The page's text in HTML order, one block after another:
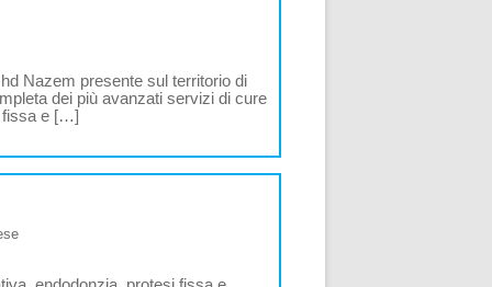
Nazem presente sul territorio di
dei più avanzati servizi di cure
fissa e […]